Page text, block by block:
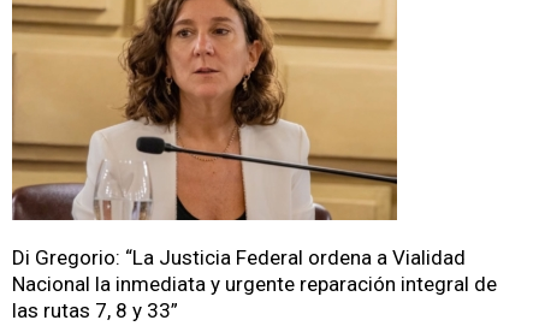
Di Gregorio: “La Justicia Federal ordena a Vialidad
Nacional la inmediata y urgente reparación integral de
las rutas 7, 8 y 33”